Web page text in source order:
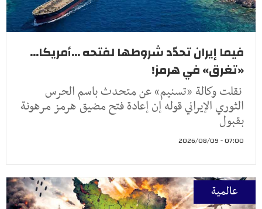
فيما إيران تحدّد شروطها لفتحه ...أمريكا...
«تغرق» في هرمز!
نقلت وكالة «تسنيم» عن متحدث باسم الحرس
الثوري الإيراني قوله إن إعادة فتح مضيق هرمز مرهونة
بقبول
07:00 - 2026/08/09
عالمية